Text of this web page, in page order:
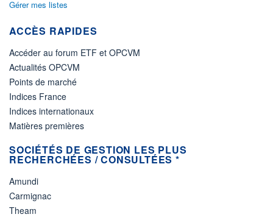
Gérer mes listes
ACCÈS RAPIDES
Accéder au forum ETF et OPCVM
Actualités OPCVM
Points de marché
Indices France
Indices internationaux
Matières premières
SOCIÉTÉS DE GESTION LES PLUS
RECHERCHÉES / CONSULTÉES *
Amundi
Carmignac
Theam